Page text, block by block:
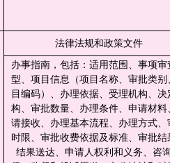
法律法规和政策文件
办事指南，包括：适用范围、事项审
型、项目信息（项目名称、审批类别
目编码）、办理依据、受理机构、决
构、审批数量、办理条件、申请材料
请接收、办理基本流程、办理方式、
时限、审批收费依据及标准、审批结
结果送达、申请人权利和义务、咨